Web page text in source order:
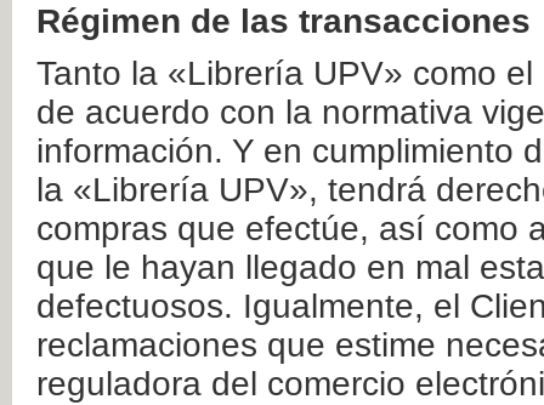
Régimen de las transacciones
Tanto la «Librería UPV» como
de acuerdo con la normativa
información. Y en cumplimiento
la «Librería UPV», tendrá
compras que efectúe, así como
que le hayan llegado en mal
defectuosos. Igualmente, el
reclamaciones que estime
reguladora del comercio